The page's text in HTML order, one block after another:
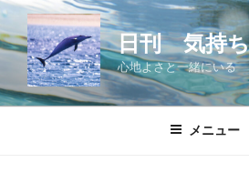
コ
ン
テ
ツ
日刊 気持
心地よさと一緒にいる
メニュー